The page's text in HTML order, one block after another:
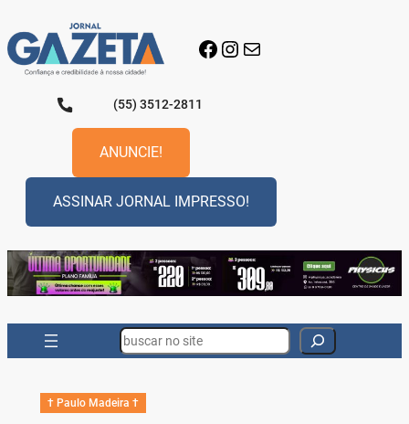
para
o
conteúdo
Facebook
Instagram
E-mail
(55) 3512-2811
ANUNCIE!
ASSINAR JORNAL IMPRESSO!
Search
† Paulo Madeira †